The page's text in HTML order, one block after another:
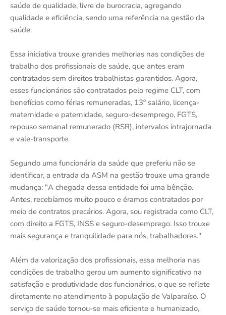
saúde de qualidade, livre de burocracia, agregando
qualidade e eficiência, sendo uma referência na gestão da
saúde.
Essa iniciativa trouxe grandes melhorias nas condições de
trabalho dos profissionais de saúde, que antes eram
contratados sem direitos trabalhistas garantidos. Agora,
esses funcionários são contratados pelo regime CLT, com
benefícios como férias remuneradas, 13º salário, licença-
maternidade e paternidade, seguro-desemprego, FGTS,
repouso semanal remunerado (RSR), intervalos intrajornada
e vale-transporte.
Segundo uma funcionária da saúde que preferiu não se
identificar, a entrada da ASM na gestão trouxe uma grande
mudança: "A chegada dessa entidade foi uma bênção.
Antes, recebíamos muito pouco e éramos contratados por
meio de contratos precários. Agora, sou registrada como CLT,
com direito a FGTS, INSS e seguro-desemprego. Isso trouxe
mais segurança e tranquilidade para nós, trabalhadores."
Além da valorização dos profissionais, essa melhoria nas
condições de trabalho gerou um aumento significativo na
satisfação e produtividade dos funcionários, o que se reflete
diretamente no atendimento à população de Valparaíso. O
serviço de saúde tornou-se mais eficiente e humanizado,